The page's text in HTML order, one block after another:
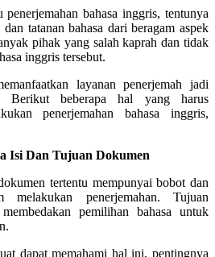
penerjemahan bahasa inggris, tentunya
tatanan bahasa dari beragam aspek
pihak yang salah kaprah dan tidak
inggris tersebut.
layanan penerjemah jadi
Berikut beberapa hal yang harus
penerjemahan bahasa inggris,
Isi Dan Tujuan Dokumen
tertentu mempunyai bobot dan
melakukan penerjemahan. Tujuan
pemilihan bahasa untuk
dapat memahami hal ini, pentingnya